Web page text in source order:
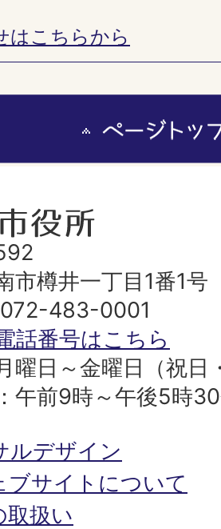
はこちらから
市樽井一丁目1番1号
483-0001
話番号はこちら
曜日～金曜日（祝日
午前9時～午後5時
ルデザイン
ブサイトについて
取扱い